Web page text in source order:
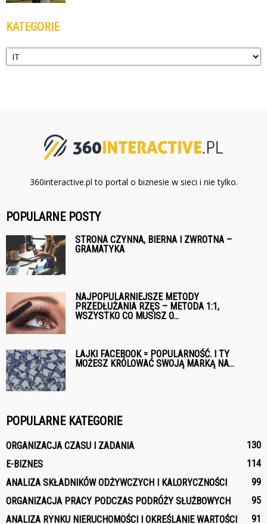
KATEGORIE
Kategorie
360interactive.pl to portal o biznesie w sieci i nie tylko.
POPULARNE POSTY
STRONA CZYNNA, BIERNA I ZWROTNA –
GRAMATYKA
NAJPOPULARNIEJSZE METODY
PRZEDŁUŻANIA RZĘS – METODA 1:1,
WSZYSTKO CO MUSISZ O...
LAJKI FACEBOOK = POPULARNOŚĆ. I TY
MOŻESZ KRÓLOWAĆ SWOJĄ MARKĄ NA...
POPULARNE KATEGORIE
ORGANIZACJA CZASU I ZADANIA
130
E-BIZNES
114
ANALIZA SKŁADNIKÓW ODŻYWCZYCH I KALORYCZNOŚCI
99
ORGANIZACJA PRACY PODCZAS PODRÓŻY SŁUŻBOWYCH
95
ANALIZA RYNKU NIERUCHOMOŚCI I OKREŚLANIE WARTOŚCI
91